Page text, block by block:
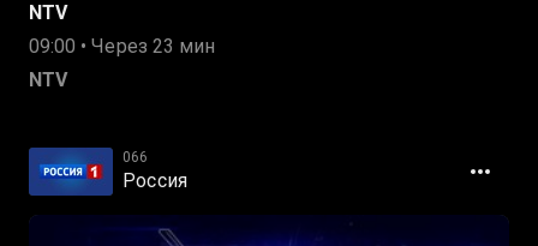
NTV
09:00 • Через 23 мин
NTV
066
Россия